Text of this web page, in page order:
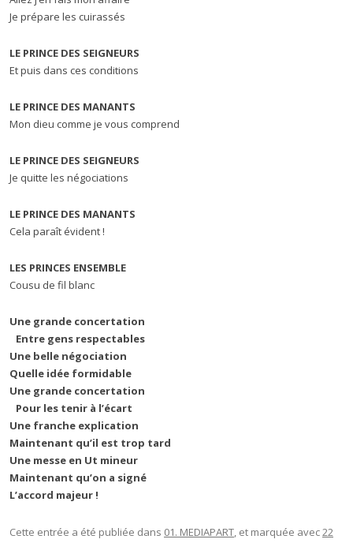
Je prépare les cuirassés
LE PRINCE DES SEIGNEURS
Et puis dans ces conditions
LE PRINCE DES MANANTS
Mon dieu comme je vous comprend
LE PRINCE DES SEIGNEURS
Je quitte les négociations
LE PRINCE DES MANANTS
Cela paraît évident !
LES PRINCES ENSEMBLE
Cousu de fil blanc
Une grande concertation
Entre gens respectables
Une belle négociation
Quelle idée formidable
Une grande concertation
Pour les tenir à l’écart
Une franche explication
Maintenant qu’il est trop tard
Une messe en Ut mineur
Maintenant qu’on a signé
L’accord majeur !
Cette entrée a été publiée dans 01. MEDIAPART, et marquée avec22